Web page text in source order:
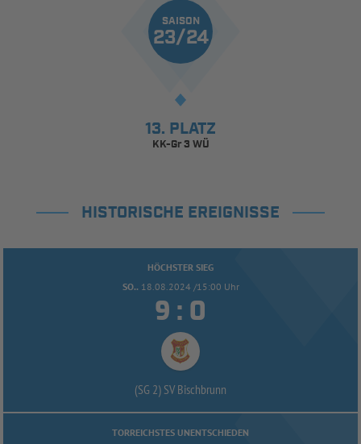
SAISON
23/24
13. PLATZ
KK-Gr 3 WÜ
HISTORISCHE EREIGNISSE
HÖCHSTER SIEG
SO.. 18.08.2024 /15:00 Uhr
 : 
(SG 2) SV Bischbrunn
TORREICHSTES UNENTSCHIEDEN